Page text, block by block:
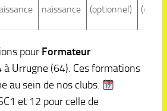
naissance
(optionnel)
pour Formateur
Urrugne (64). Ces formations
au sein de nos clubs.
et 12 pour celle de